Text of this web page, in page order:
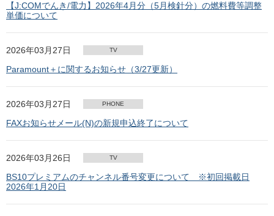
【J:COMでんき/電力】2026年4月分（5月検針分）の燃料費等調整
単価について
2026年03月27日 TV
Paramount＋に関するお知らせ（3/27更新）
2026年03月27日 PHONE
FAXお知らせメール(N)の新規申込終了について
2026年03月26日 TV
BS10プレミアムのチャンネル番号変更について ※初回掲載日
2026年1月20日